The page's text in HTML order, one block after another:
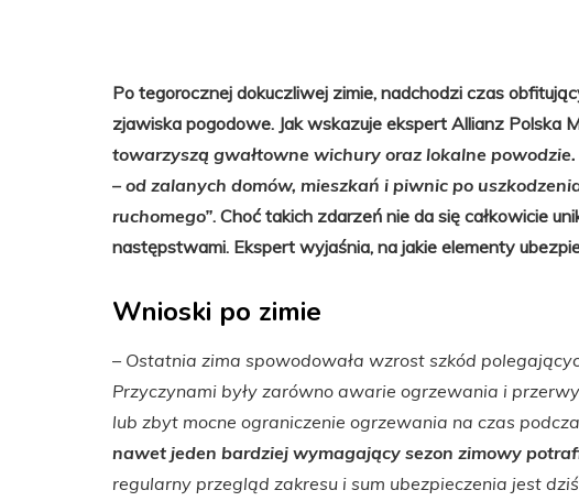
Po tegorocznej dokuczliwej zimie, nadchodzi czas
zjawiska pogodowe. Jak wskazuje ekspert Allianz Polska
towarzyszą gwałtowne wichury oraz lokalne
– od zalanych domów, mieszkań i piwnic po
ruchomego”. Choć takich zdarzeń nie da się całkowicie
następstwami. Ekspert wyjaśnia, na jakie elementy
Wnioski po zimie
– Ostatnia zima spowodowała wzrost szkód
Przyczynami były zarówno awarie ogrzewania i
lub zbyt mocne ograniczenie ogrzewania na czas
nawet jeden bardziej wymagający sezon zimowy
regularny przegląd zakresu i sum ubezpieczenia jest